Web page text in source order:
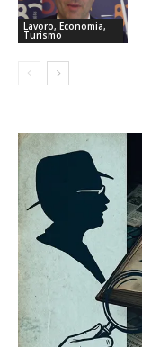
Lavoro, Economia,
Turismo